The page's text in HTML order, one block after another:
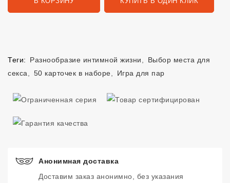
Теги: Разнообразие интимной жизни
Выбор места для
секса
50 карточек в наборе Игра для пар
Анонимная доставка
Доставим заказ анонимно, без указания